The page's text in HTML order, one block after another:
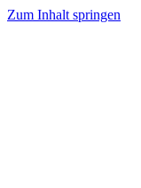
Zum Inhalt springen